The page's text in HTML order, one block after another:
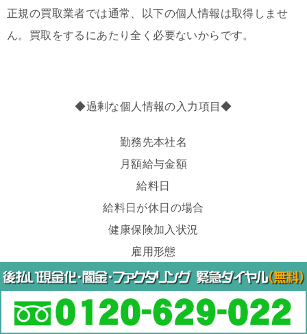
正規の買取業者では通常、以下の個人情報は取得しませ
ん。買取をするにあたり全く必要ないからです。
◆過剰な個人情報の入力項目◆
勤務先本社名
月額給与金額
給料日
給料日が休日の場合
健康保険加入状況
雇用形態
勤続年数
毎月の家賃・ローン金額